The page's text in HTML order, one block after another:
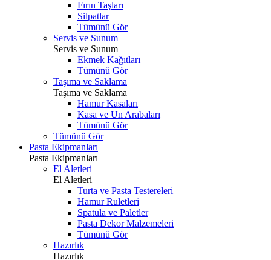
Fırın Taşları
Silpatlar
Tümünü Gör
Servis ve Sunum
Servis ve Sunum
Ekmek Kağıtları
Tümünü Gör
Taşıma ve Saklama
Taşıma ve Saklama
Hamur Kasaları
Kasa ve Un Arabaları
Tümünü Gör
Tümünü Gör
Pasta Ekipmanları
Pasta Ekipmanları
El Aletleri
El Aletleri
Turta ve Pasta Testereleri
Hamur Ruletleri
Spatula ve Paletler
Pasta Dekor Malzemeleri
Tümünü Gör
Hazırlık
Hazırlık